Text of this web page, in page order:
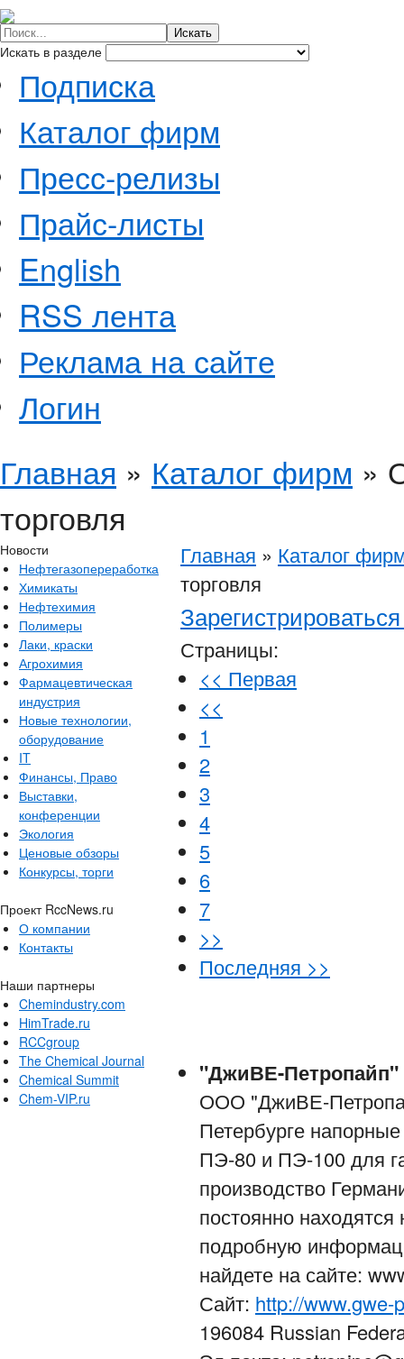
Искать в разделе
Подписка
Каталог фирм
Пресс-релизы
Прайс-листы
English
RSS лента
Реклама на сайте
Логин
Главная » Каталог фирм »
торговля
Новости
Нефтегазопереработка
Химикаты
Нефтехимия
Полимеры
Лаки, краски
Агрохимия
Фармацевтическая
индустрия
Новые технологии,
оборудование
IT
Финансы, Право
Выставки,
конференции
Экология
Ценовые обзоры
Конкурсы, торги
Проект RccNews.ru
О компании
Контакты
Наши партнеры
Chemindustry.com
HimTrade.ru
RCCgroup
The Chemical Journal
Chemical Summit
Chem-VIP.ru
Главная » Каталог
торговля
Страницы:
<< Первая
<<
1
2
3
4
5
6
7
>>
Последняя >>
"ДжиВЕ-Петропайп"
ООО "ДжиВЕ-
Петербурге
ПЭ-80 и ПЭ-100 для
производство
постоянно
подробную
найдете на сайте:
Сайт: http://www.gwe-
196084 Russian